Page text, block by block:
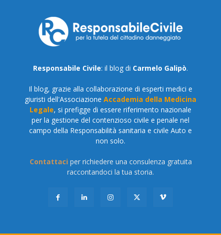
Responsabile Civile: il blog di Carmelo Galipò.
Il blog, grazie alla collaborazione di esperti medici e
giuristi dell'Associazione Accademia della Medicina
Legale, si prefigge di essere riferimento nazionale
per la gestione del contenzioso civile e penale nel
campo della Responsabilità sanitaria e civile Auto e
non solo.
Contattaci per richiedere una consulenza gratuita
raccontandoci la tua storia.